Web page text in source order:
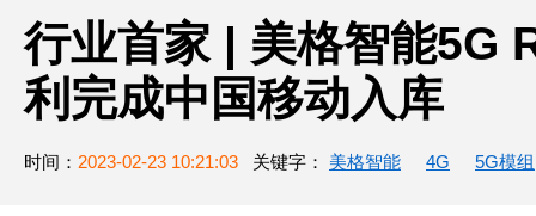
行业首家 | 美格智能5G
利完成中国移动入库
时间： 2023-02-23 10:21:03 关键字： 美格智能 4G 5G模组